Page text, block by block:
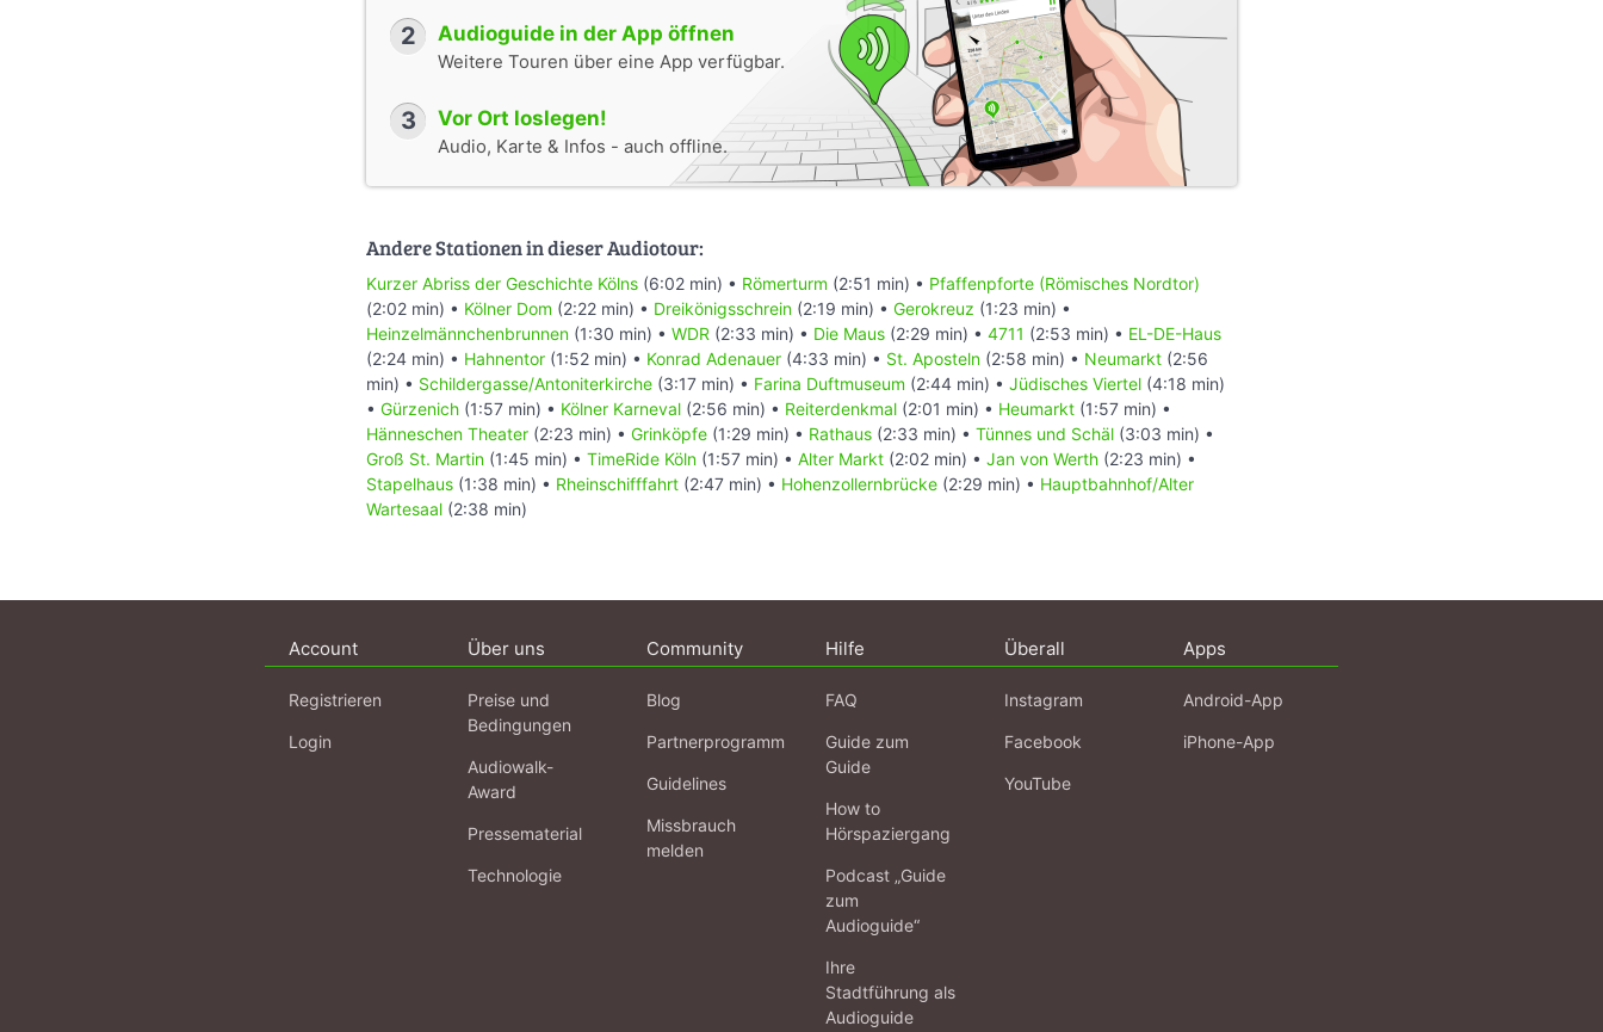
2 Audioguide in der App öffnen
Weitere Touren über eine App verfügbar.
3 Vor Ort loslegen!
Audio, Karte & Infos - auch offline.
Andere Stationen in dieser Audiotour:
Kurzer Abriss der Geschichte Kölns (6:02 min) • Römerturm (2:51 min) • Pfaffenpforte (Römisches Nordtor)
(2:02 min) • Kölner Dom (2:22 min) • Dreikönigsschrein (2:19 min) • Gerokreuz (1:23 min) •
Heinzelmännchenbrunnen (1:30 min) • WDR (2:33 min) • Die Maus (2:29 min) • 4711 (2:53 min) • EL-DE-Haus
(2:24 min) • Hahnentor (1:52 min) • Konrad Adenauer (4:33 min) • St. Aposteln (2:58 min) • Neumarkt (2:56
min) • Schildergasse/Antoniterkirche (3:17 min) • Farina Duftmuseum (2:44 min) • Jüdisches Viertel (4:18 min)
• Gürzenich (1:57 min) • Kölner Karneval (2:56 min) • Reiterdenkmal (2:01 min) • Heumarkt (1:57 min) •
Hänneschen Theater (2:23 min) • Grinköpfe (1:29 min) • Rathaus (2:33 min) • Tünnes und Schäl (3:03 min) •
Groß St. Martin (1:45 min) • TimeRide Köln (1:57 min) • Alter Markt (2:02 min) • Jan von Werth (2:23 min) •
Stapelhaus (1:38 min) • Rheinschifffahrt (2:47 min) • Hohenzollernbrücke (2:29 min) • Hauptbahnhof/Alter
Wartesaal (2:38 min)
Account
Registrieren
Login
Über uns
Preise und
Bedingungen
Audiowalk-
Award
Pressematerial
Technologie
Community
Blog
Partnerprogramm
Guidelines
Missbrauch
melden
Hilfe
FAQ
Guide zum
Guide
How to
Hörspaziergang
Podcast „Guide
zum
Audioguide“
Ihre
Stadtführung als
Audioguide
Überall
Instagram
Facebook
YouTube
Apps
Android-App
iPhone-App